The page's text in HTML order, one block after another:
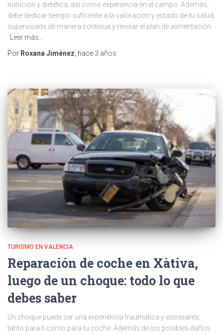
nutrición y dietética, así como experiencia en el campo. Además,
debe dedicar tiempo suficiente a la valoración y estado de tu salud,
supervisarte de manera continua y revisar el plan de alimentación
Leer más…
Por Roxana Jiménez, hace 3 años
TURISMO EN VALENCIA
Reparación de coche en Xàtiva,
luego de un choque: todo lo que
debes saber
Un choque puede ser una experiencia traumática y estresante,
tanto para ti como para tu coche. Además de los posibles daños